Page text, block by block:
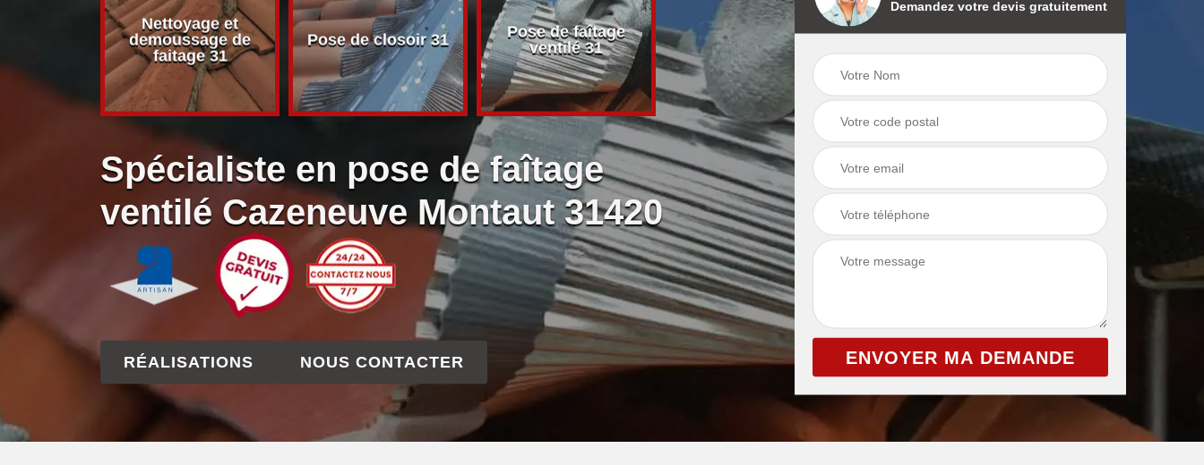
Nettoyage et
demoussage de
faitage 31
Pose de closoir 31
Pose de faîtage
ventilé 31
Pose et réparation
de faîtage et faîtière
31
faîtage ou faîtière
31
Remplacement de
Spécialiste en pose de faîtage
ventilé Cazeneuve Montaut 31420
RÉALISATIONS NOUS CONTACTER
Demandez votre devis gratuitement